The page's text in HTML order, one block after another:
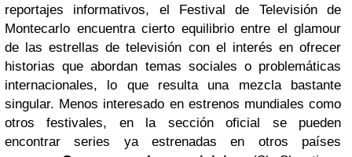
reportajes informativos, el Festival de Televisión de
Montecarlo encuentra cierto equilibrio entre el glamour
de las estrellas de televisión con el interés en ofrecer
historias que abordan temas sociales o problemáticas
internacionales, lo que resulta una mezcla bastante
singular. Menos interesado en estrenos mundiales como
otros festivales, en la sección oficial se pueden
encontrar series ya estrenadas en otros países